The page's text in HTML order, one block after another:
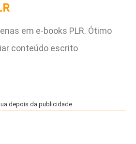
em e-books PLR. Ótimo
conteúdo escrito
depois da publicidade